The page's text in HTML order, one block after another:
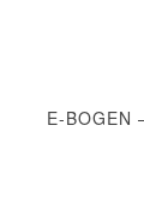
E-BOGEN